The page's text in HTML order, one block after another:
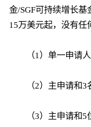
金/SGF可持续增长
15万美元起，没有任
（1）单一申请人
（2）主申请和3名
（3）主申请和5